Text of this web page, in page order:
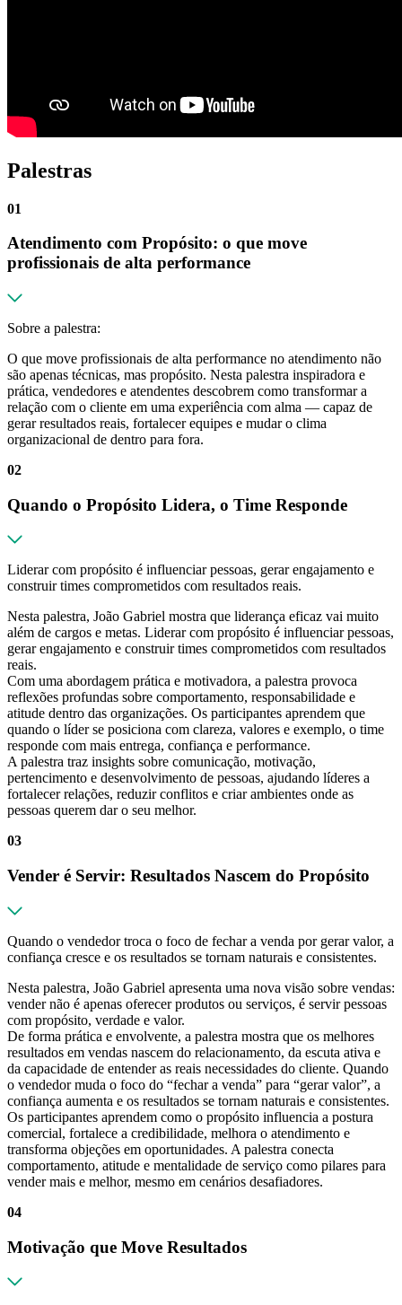
Palestras
01
Atendimento com Propósito: o que move
profissionais de alta performance
Sobre a palestra:
O que move profissionais de alta performance no atendimento não
são apenas técnicas, mas propósito. Nesta palestra inspiradora e
prática, vendedores e atendentes descobrem como transformar a
relação com o cliente em uma experiência com alma — capaz de
gerar resultados reais, fortalecer equipes e mudar o clima
organizacional de dentro para fora.
02
Quando o Propósito Lidera, o Time Responde
Liderar com propósito é influenciar pessoas, gerar engajamento e
construir times comprometidos com resultados reais.
Nesta palestra, João Gabriel mostra que liderança eficaz vai muito
além de cargos e metas. Liderar com propósito é influenciar pessoas,
gerar engajamento e construir times comprometidos com resultados
reais.
Com uma abordagem prática e motivadora, a palestra provoca
reflexões profundas sobre comportamento, responsabilidade e
atitude dentro das organizações. Os participantes aprendem que
quando o líder se posiciona com clareza, valores e exemplo, o time
responde com mais entrega, confiança e performance.
A palestra traz insights sobre comunicação, motivação,
pertencimento e desenvolvimento de pessoas, ajudando líderes a
fortalecer relações, reduzir conflitos e criar ambientes onde as
pessoas querem dar o seu melhor.
03
Vender é Servir: Resultados Nascem do Propósito
Quando o vendedor troca o foco de fechar a venda por gerar valor, a
confiança cresce e os resultados se tornam naturais e consistentes.
Nesta palestra, João Gabriel apresenta uma nova visão sobre vendas:
vender não é apenas oferecer produtos ou serviços, é servir pessoas
com propósito, verdade e valor.
De forma prática e envolvente, a palestra mostra que os melhores
resultados em vendas nascem do relacionamento, da escuta ativa e
da capacidade de entender as reais necessidades do cliente. Quando
o vendedor muda o foco do “fechar a venda” para “gerar valor”, a
confiança aumenta e os resultados se tornam naturais e consistentes.
Os participantes aprendem como o propósito influencia a postura
comercial, fortalece a credibilidade, melhora o atendimento e
transforma objeções em oportunidades. A palestra conecta
comportamento, atitude e mentalidade de serviço como pilares para
vender mais e melhor, mesmo em cenários desafiadores.
04
Motivação que Move Resultados